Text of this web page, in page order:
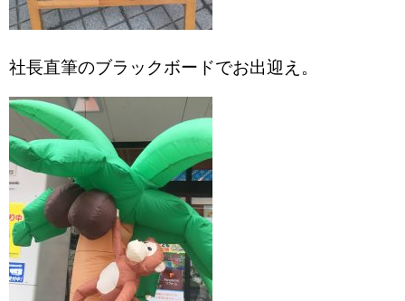
社長直筆のブラックボードでお出迎え。